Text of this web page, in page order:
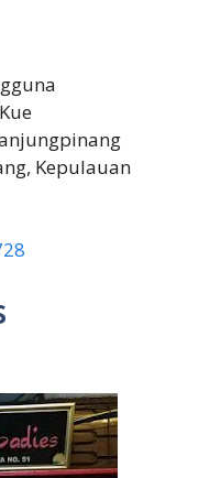
Kepulauan